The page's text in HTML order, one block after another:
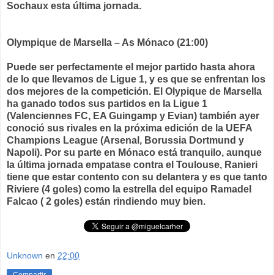
Sochaux esta última jornada.
Olympique de Marsella – As Mónaco (21:00)
Puede ser perfectamente el mejor partido hasta ahora
de lo que llevamos de Ligue 1, y es que se enfrentan los
dos mejores de la competición. El Olypique de Marsella
ha ganado todos sus partidos en la Ligue 1
(Valenciennes FC, EA Guingamp y Evian) también ayer
conoció sus rivales en la próxima edición de la UEFA
Champions League (Arsenal, Borussia Dortmund y
Napoli). Por su parte en Mónaco está tranquilo, aunque
la última jornada empatase contra el Toulouse, Ranieri
tiene que estar contento con su delantera y es que tanto
Riviere (4 goles) como la estrella del equipo Ramadel
Falcao ( 2 goles) están rindiendo muy bien.
Unknown en 22:00